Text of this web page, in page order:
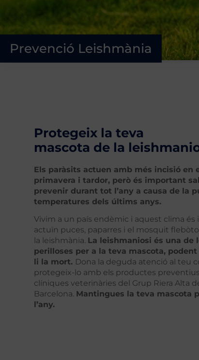
Prevenció Leishmània
Protegeix la teva
mascota de la
Els paràsits actuen amb més incisió en
primavera i tardor, però és important
prevenir durant tot l’any a causa de la
temperatures dels últims anys.
Vivim a un país endèmic i aquest clima és
actuïn puces, paparres i el mosquit
la leishmània. La leishmaniosi és una de
perilloses per a la teva mascota,
li la mort. Dona la deguda atenció al teu
protegeix-lo amb els productes preventius
clíniques veterinàries del Grup Riera Alta
Barcelona. Mantingues la teva mascota
l’any.